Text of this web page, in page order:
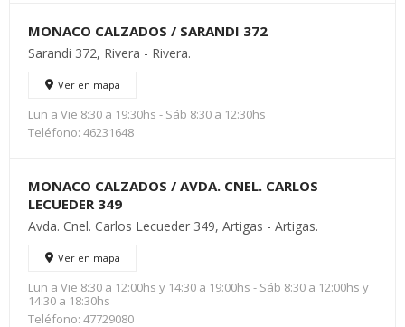
MONACO CALZADOS / SARANDI 372
Sarandi 372, Rivera - Rivera.
Ver en mapa
Lun a Vie 8:30 a 19:30hs - Sáb 8:30 a 12:30hs
Teléfono: 46231648
MONACO CALZADOS / AVDA. CNEL. CARLOS
LECUEDER 349
Avda. Cnel. Carlos Lecueder 349, Artigas - Artigas.
Ver en mapa
Lun a Vie 8:30 a 12:00hs y 14:30 a 19:00hs - Sáb 8:30 a 12:00hs y
14:30 a 18:30hs
Teléfono: 47729080